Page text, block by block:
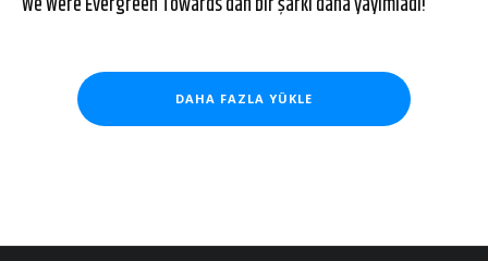
DAHA FAZLA YÜKLE